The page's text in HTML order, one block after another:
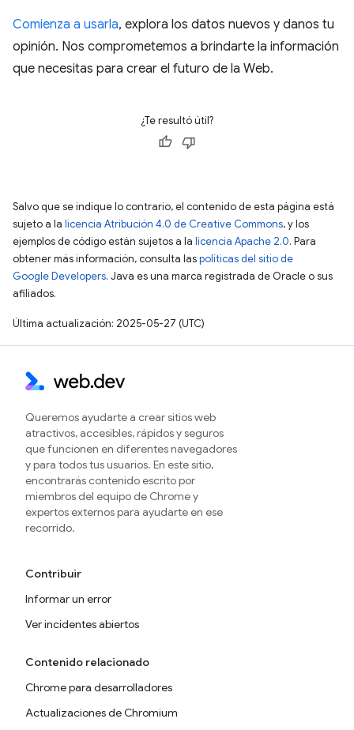
Comienza a usarla, explora los datos nuevos y danos tu
opinión. Nos comprometemos a brindarte la información
que necesitas para crear el futuro de la Web.
¿Te resultó útil?
Salvo que se indique lo contrario, el contenido de esta página está
sujeto a la licencia Atribución 4.0 de Creative Commons, y los
ejemplos de código están sujetos a la licencia Apache 2.0. Para
obtener más información, consulta laspolíticas del sitio de
Google Developers. Java es una marca registrada de Oracle o sus
afiliados.
Última actualización: 2025-05-27 (UTC)
Queremos ayudarte a crear sitios web
atractivos, accesibles, rápidos y seguros
que funcionen en diferentes navegadores
y para todos tus usuarios. En este sitio,
encontrarás contenido escrito por
miembros del equipo de Chrome y
expertos externos para ayudarte en ese
recorrido.
Contribuir
Informar un error
Ver incidentes abiertos
Contenido relacionado
Chrome para desarrolladores
Actualizaciones de Chromium